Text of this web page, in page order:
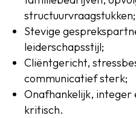
structuurvraagstukken;
Stevige
leiderschapsstijl;
Cliëntgericht,
communicatief sterk;
Onafhankelijk, integer
kritisch.